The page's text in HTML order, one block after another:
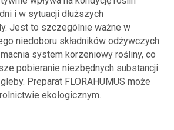
i w sytuacji dłuższych
Jest to szczególnie ważne w
niedoboru składników odżywczych.
system korzeniowy rośliny, co
pobieranie niezbędnych substancji
Preparat FLORAHUMUS może
ekologicznym.